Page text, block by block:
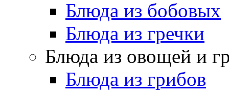
Блюда из бобовых
Блюда из гречки
Блюда из овощей и
Блюда из грибов